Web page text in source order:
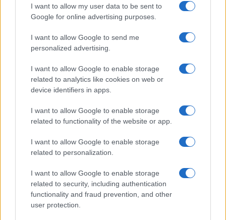
I want to allow my user data to be sent to
Google for online advertising purposes.
I want to allow Google to send me
personalized advertising.
I want to allow Google to enable storage
related to analytics like cookies on web or
device identifiers in apps.
I want to allow Google to enable storage
related to functionality of the website or app.
I want to allow Google to enable storage
related to personalization.
I want to allow Google to enable storage
related to security, including authentication
functionality and fraud prevention, and other
user protection.